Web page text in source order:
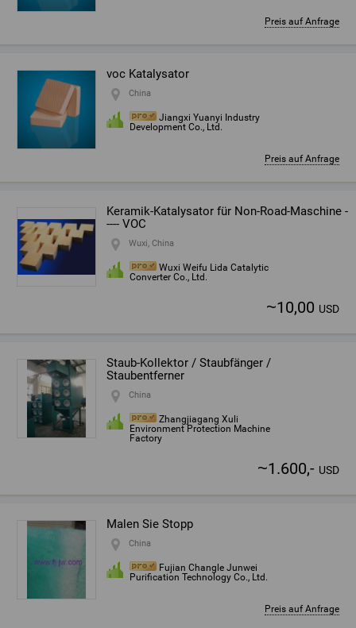
Preis auf Anfrage
voc Katalysator
China
Jiangxi Yuanyi Industry
Development Co., Ltd.
Preis auf Anfrage
Keramik-Katalysator für Non-Road-Maschine -
---- VOC
Wuxi, China
Wuxi Weifu Lida Catalytic
Converter Co., Ltd.
~10,00 USD
Staub-Kollektor / Staubfänger /
Staubentferner
China
Zhangjiagang Xuli
Environment Protection Machine
Factory
~1.600,- USD
Malen Sie Stopp
China
Fujian Changle Junwei
Purification Technology Co., Ltd.
Preis auf Anfrage